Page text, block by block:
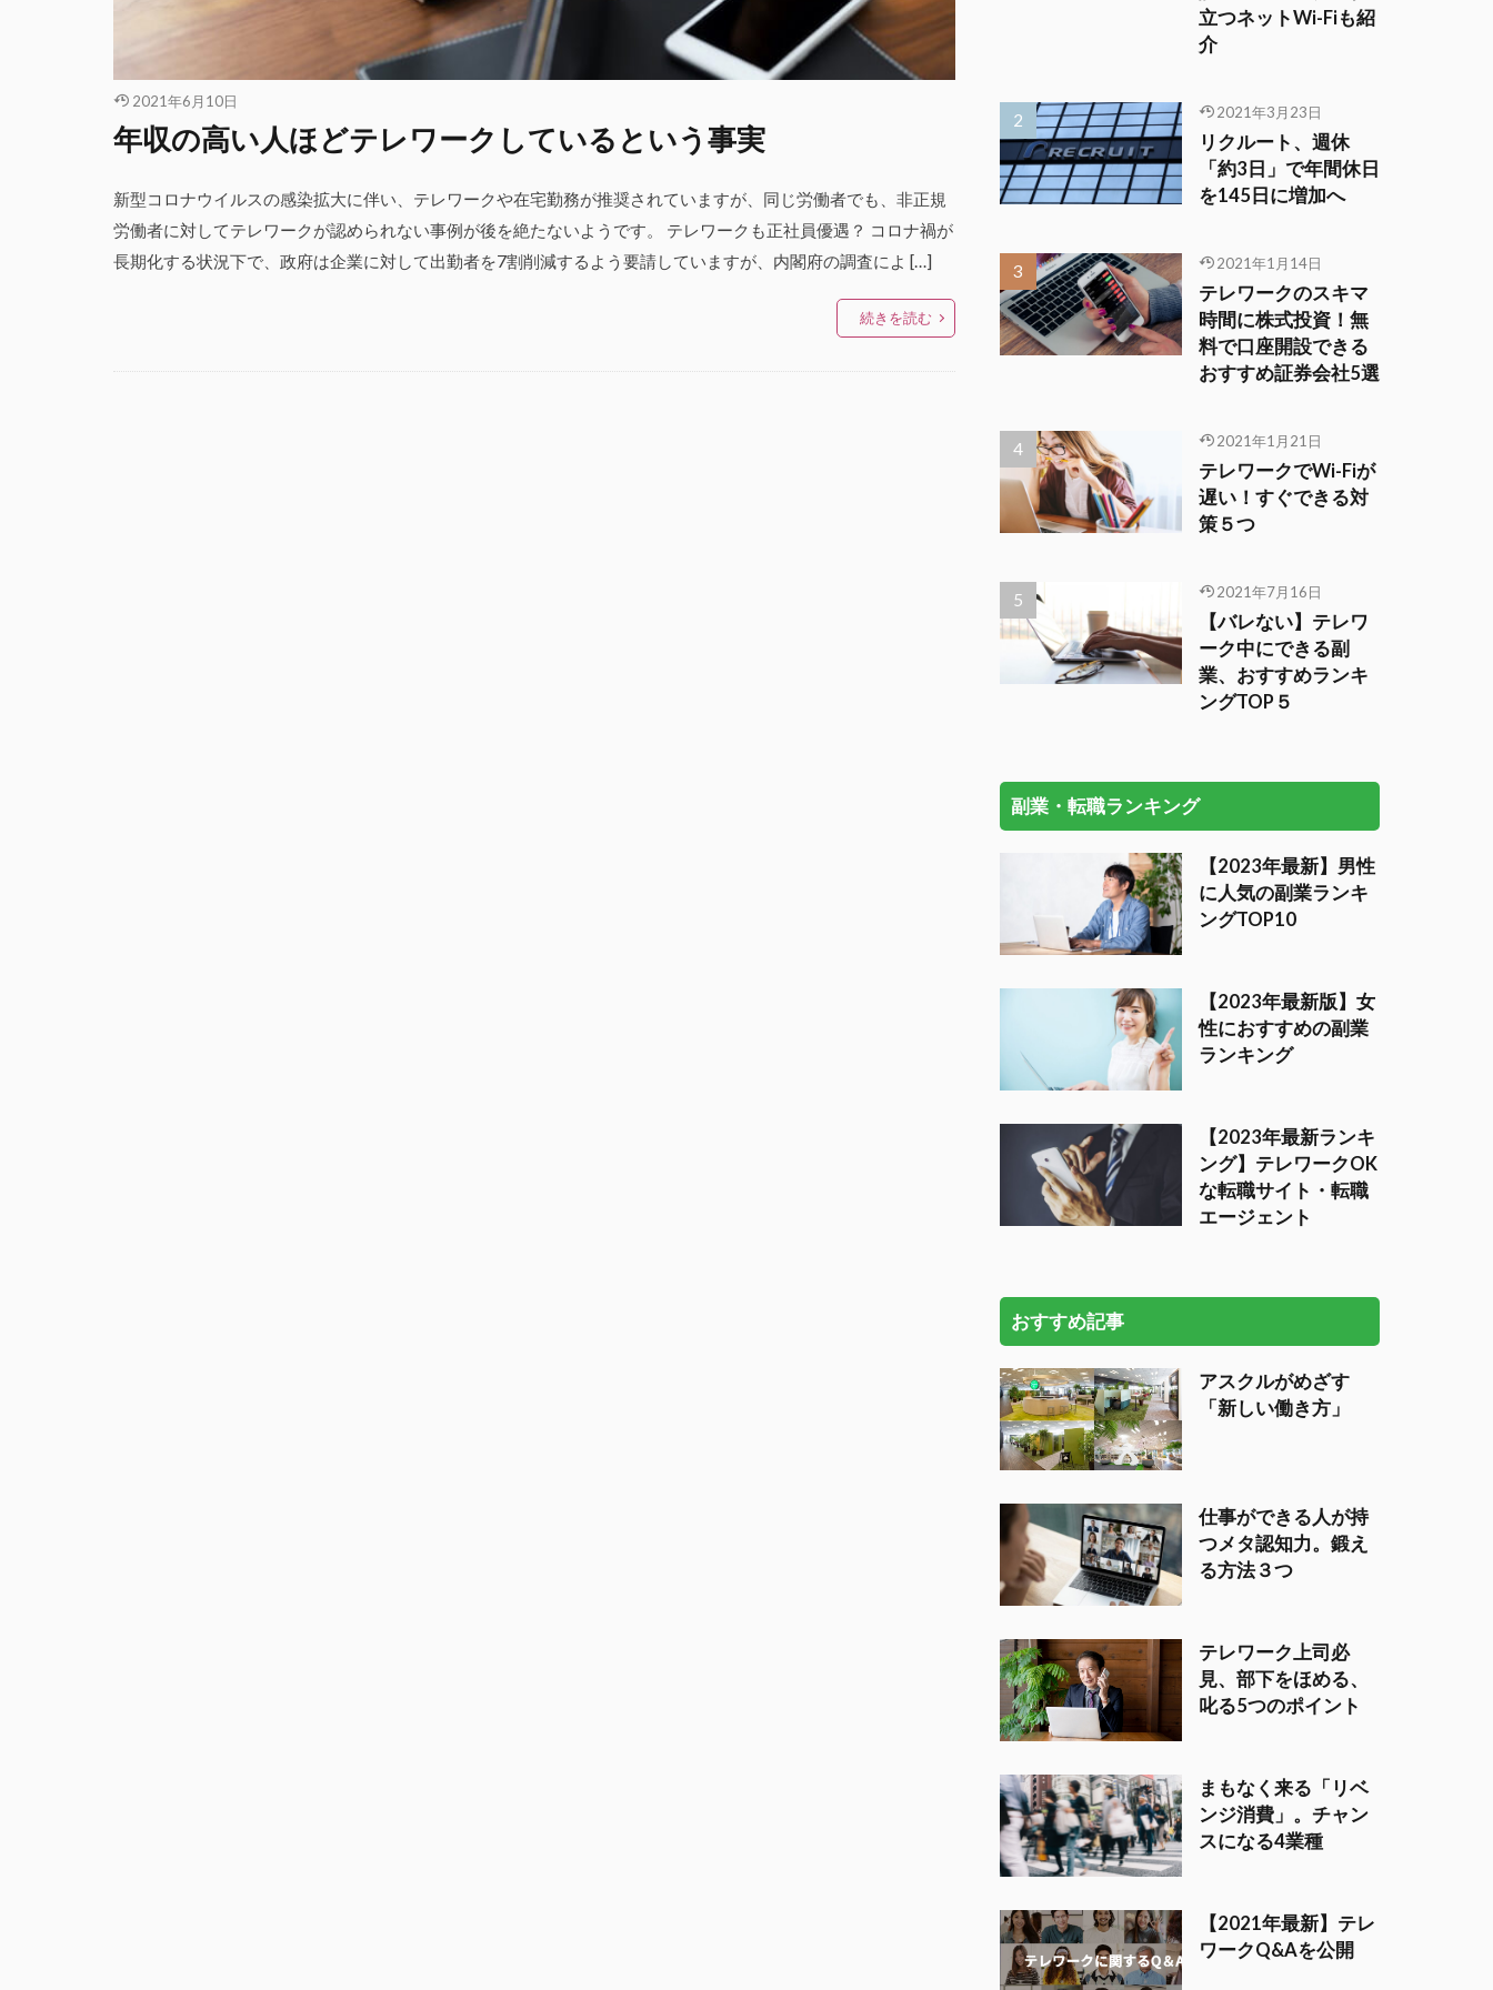
2021年6月10日
年収の高い人ほどテレワークしているという事実
新型コロナウイルスの感染拡大に伴い、テレワークや在宅勤務が推奨されていますが、同じ労働者でも、非正規
労働者に対してテレワークが認められない事例が後を絶たないようです。 テレワークも正社員優遇？ コロナ禍が
長期化する状況下で、政府は企業に対して出勤者を7割削減するよう要請していますが、内閣府の調査によ […]
続きを読む
立つネットWi-Fiも紹
介
2021年3月23日
リクルート、週休
「約3日」で年間休日
を145日に増加へ
2021年1月14日
テレワークのスキマ
時間に株式投資！無
料で口座開設できる
おすすめ証券会社5選
2021年1月21日
テレワークでWi-Fiが
遅い！すぐできる対
策５つ
2021年7月16日
【バレない】テレワ
ーク中にできる副
業、おすすめランキ
ングTOP５
副業・転職ランキング
【2023年最新】男性
に人気の副業ランキ
ングTOP10
【2023年最新版】女
性におすすめの副業
ランキング
【2023年最新ランキ
ング】テレワークOK
な転職サイト・転職
エージェント
おすすめ記事
アスクルがめざす
「新しい働き方」
仕事ができる人が持
つメタ認知力。鍛え
る方法３つ
テレワーク上司必
見、部下をほめる、
叱る5つのポイント
まもなく来る「リベ
ンジ消費」。チャン
スになる4業種
【2021年最新】テレ
ワークQ&Aを公開